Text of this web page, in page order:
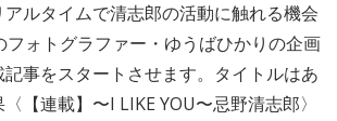
アルタイムで清志郎の活動に触れる機会
フォトグラファー・ゆうばひかりの企画
記事をスタートさせます。タイトルはあ
【連載】〜I LIKE YOU〜忌野清志郎〉